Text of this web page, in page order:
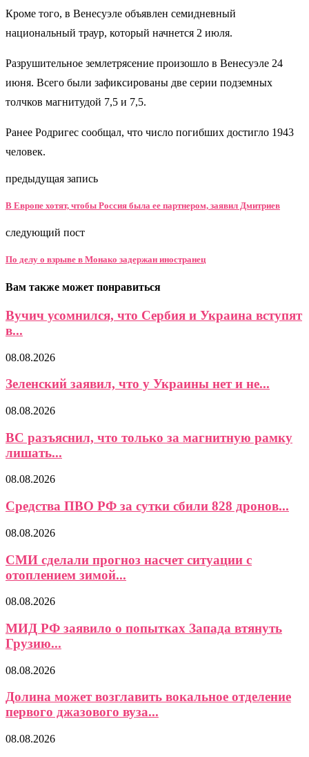
Кроме того, в Венесуэле объявлен семидневный
национальный траур, который начнется 2 июля.
Разрушительное землетрясение произошло в Венесуэле 24
июня. Всего были зафиксированы две серии подземных
толчков магнитудой 7,5 и 7,5.
Ранее Родригес сообщал, что число погибших достигло 1943
человек.
предыдущая запись
В Европе хотят, чтобы Россия была ее партнером, заявил Дмитриев
следующий пост
По делу о взрыве в Монако задержан иностранец
Вам также может понравиться
Вучич усомнился, что Сербия и Украина вступят
в...
08.08.2026
Зеленский заявил, что у Украины нет и не...
08.08.2026
ВС разъяснил, что только за магнитную рамку
лишать...
08.08.2026
Средства ПВО РФ за сутки сбили 828 дронов...
08.08.2026
СМИ сделали прогноз насчет ситуации с
отоплением зимой...
08.08.2026
МИД РФ заявило о попытках Запада втянуть
Грузию...
08.08.2026
Долина может возглавить вокальное отделение
первого джазового вуза...
08.08.2026